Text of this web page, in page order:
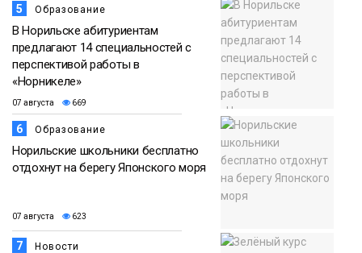
5 Образование
В Норильске абитуриентам
предлагают 14 специальностей с
перспективой работы в
«Норникеле»
07 августа 669
6 Образование
Норильские школьники бесплатно
отдохнут на берегу Японского моря
07 августа 623
7 Новости